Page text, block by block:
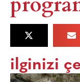
ilginizi